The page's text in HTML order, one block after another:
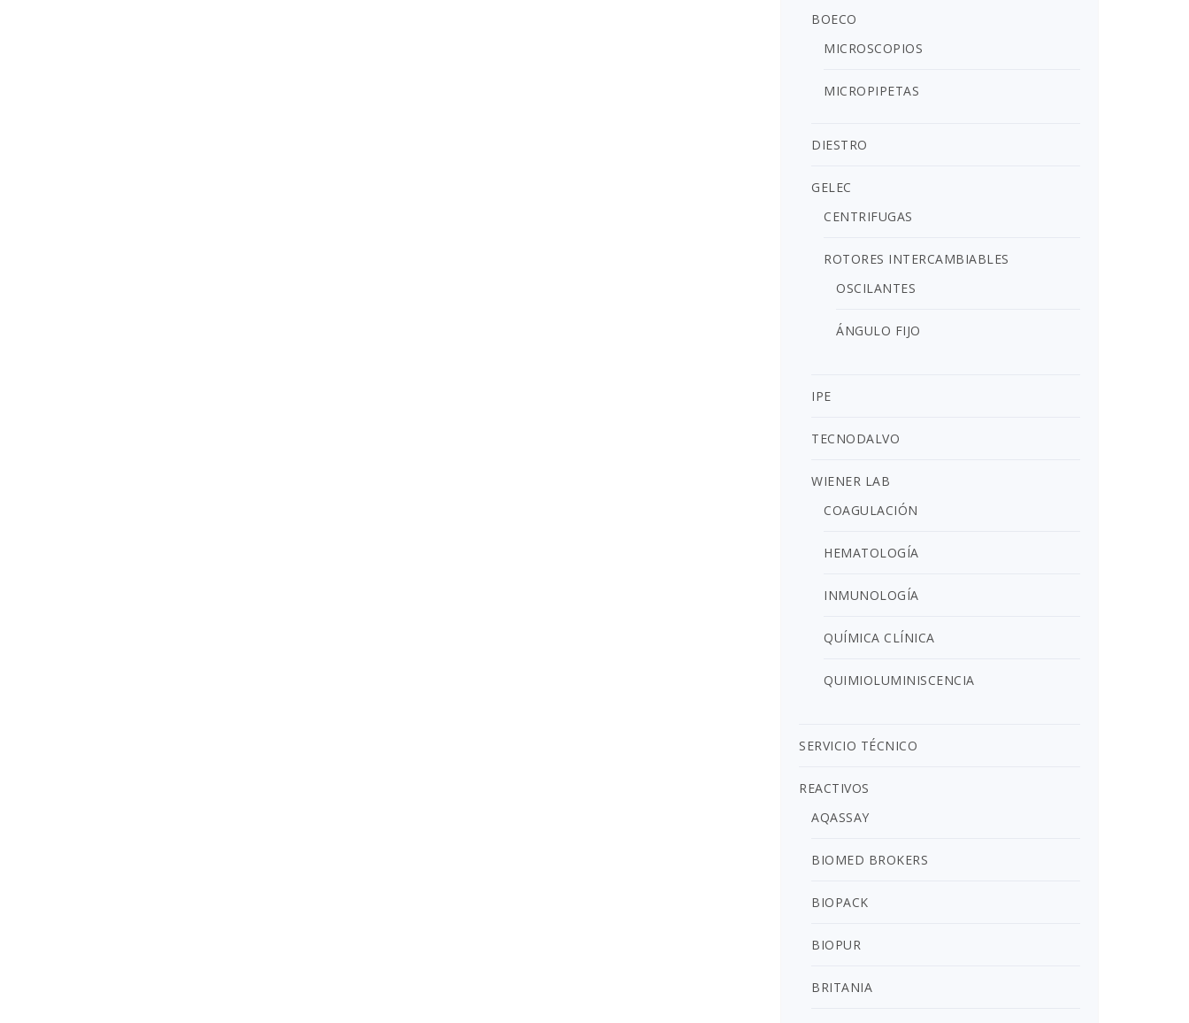
BOECO
MICROSCOPIOS
MICROPIPETAS
DIESTRO
GELEC
CENTRIFUGAS
ROTORES INTERCAMBIABLES
OSCILANTES
ÁNGULO FIJO
IPE
TECNODALVO
WIENER LAB
COAGULACIÓN
HEMATOLOGÍA
INMUNOLOGÍA
QUÍMICA CLÍNICA
QUIMIOLUMINISCENCIA
SERVICIO TÉCNICO
REACTIVOS
AQASSAY
BIOMED BROKERS
BIOPACK
BIOPUR
BRITANIA